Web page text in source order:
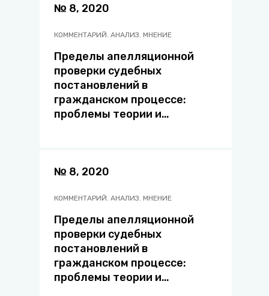
№ 8, 2020
КОММЕНТАРИЙ. АНАЛИЗ. МНЕНИЕ
Пределы апелляционной
проверки судебных
постановлений в
гражданском процессе:
проблемы теории и
№ 8, 2020
КОММЕНТАРИЙ. АНАЛИЗ. МНЕНИЕ
Пределы апелляционной
проверки судебных
постановлений в
гражданском процессе:
проблемы теории и